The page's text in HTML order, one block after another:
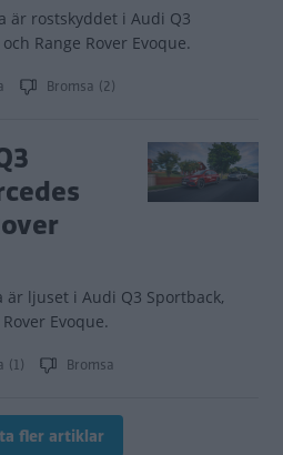
är rostskyddet i Audi Q3
Range Rover Evoque.
Bromsa (2)
är ljuset i Audi Q3 Sportback,
Evoque.
(1) Bromsa
fler artiklar